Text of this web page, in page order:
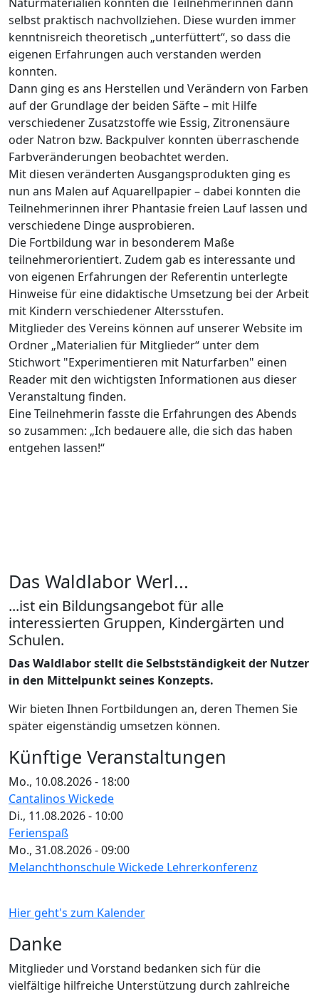
selbst praktisch nachvollziehen. Diese wurden immer
kenntnisreich theoretisch „unterfüttert“, so dass die
eigenen Erfahrungen auch verstanden werden
konnten.
Dann ging es ans Herstellen und Verändern von Farben
auf der Grundlage der beiden Säfte – mit Hilfe
verschiedener Zusatzstoffe wie Essig, Zitronensäure
oder Natron bzw. Backpulver konnten überraschende
Farbveränderungen beobachtet werden.
Mit diesen veränderten Ausgangsprodukten ging es
nun ans Malen auf Aquarellpapier – dabei konnten die
Teilnehmerinnen ihrer Phantasie freien Lauf lassen und
verschiedene Dinge ausprobieren.
Die Fortbildung war in besonderem Maße
teilnehmerorientiert. Zudem gab es interessante und
von eigenen Erfahrungen der Referentin unterlegte
Hinweise für eine didaktische Umsetzung bei der Arbeit
mit Kindern verschiedener Altersstufen.
Mitglieder des Vereins können auf unserer Website im
Ordner „Materialien für Mitglieder“ unter dem
Stichwort "Experimentieren mit Naturfarben" einen
Reader mit den wichtigsten Informationen aus dieser
Veranstaltung finden.
Eine Teilnehmerin fasste die Erfahrungen des Abends
so zusammen: „Ich bedauere alle, die sich das haben
entgehen lassen!“
Das Waldlabor Werl...
...ist ein Bildungsangebot für alle
interessierten Gruppen, Kindergärten und
Schulen.
Das Waldlabor stellt die Selbstständigkeit der Nutzer
in den Mittelpunkt seines Konzepts.
Wir bieten Ihnen Fortbildungen an, deren Themen Sie
später eigenständig umsetzen können.
Künftige Veranstaltungen
Mo., 10.08.2026 - 18:00
Cantalinos Wickede
Di., 11.08.2026 - 10:00
Ferienspaß
Mo., 31.08.2026 - 09:00
Melanchthonschule Wickede Lehrerkonferenz
Hier geht's zum Kalender
Danke
Mitglieder und Vorstand bedanken sich für die
vielfältige hilfreiche Unterstützung durch zahlreiche